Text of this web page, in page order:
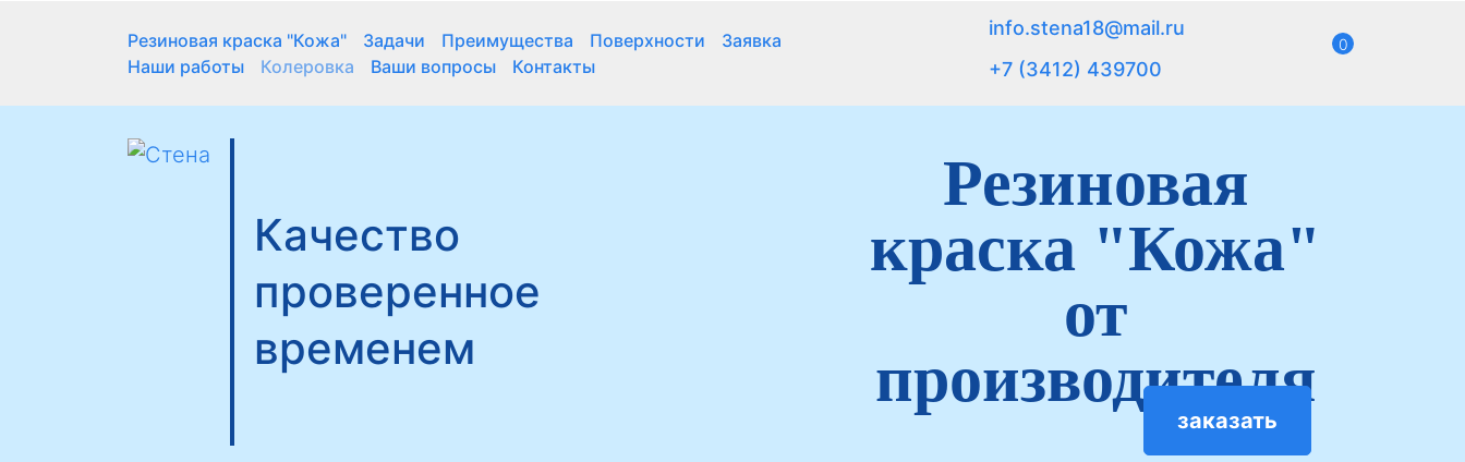
Резиновая краска "Кожа" Задачи Преимущества Поверхности
Заявка
Наши работы
Колеровка Ваши вопросы Контакты
info.stena18@mail.ru
+7 (3412) 439700
0
Качество
проверенное
временем
Резиновая
краска "Кожа"
от
производителя
заказать